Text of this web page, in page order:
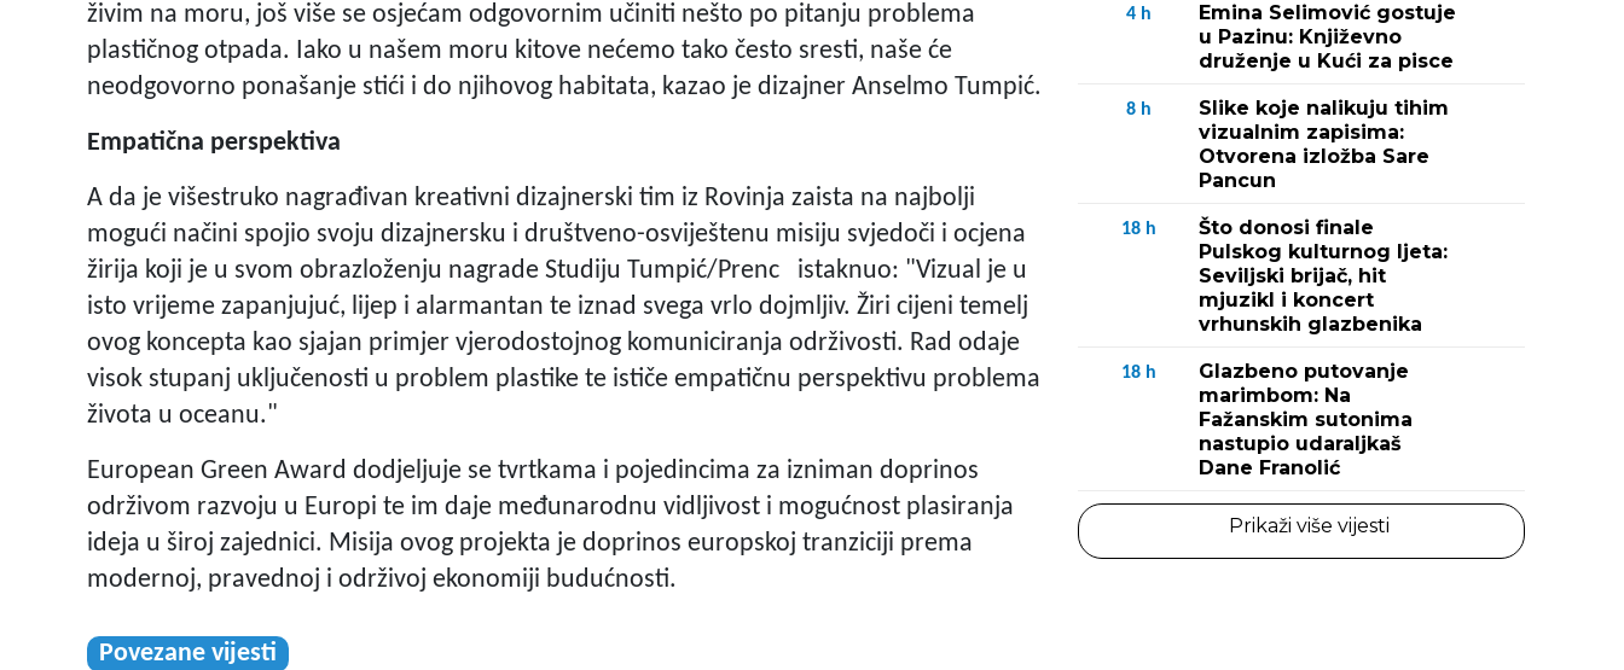
živim na moru, još više se osjećam odgovornim učiniti nešto po pitanju problema
plastičnog otpada. Iako u našem moru kitove nećemo tako često sresti, naše će
neodgovorno ponašanje stići i do njihovog habitata, kazao je dizajner Anselmo Tumpić.
Empatična perspektiva
A da je višestruko nagrađivan kreativni dizajnerski tim iz Rovinja zaista na najbolji
mogući načini spojio svoju dizajnersku i društveno-osviještenu misiju svjedoči i ocjena
žirija koji je u svom obrazloženju nagrade Studiju Tumpić/Prenc istaknuo: "Vizual je u
isto vrijeme zapanjujuć, lijep i alarmantan te iznad svega vrlo dojmljiv. Žiri cijeni temelj
ovog koncepta kao sjajan primjer vjerodostojnog komuniciranja održivosti. Rad odaje
visok stupanj uključenosti u problem plastike te ističe empatičnu perspektivu problema
života u oceanu."
European Green Award dodjeljuje se tvrtkama i pojedincima za izniman doprinos
održivom razvoju u Europi te im daje međunarodnu vidljivost i mogućnost plasiranja
ideja u široj zajednici. Misija ovog projekta je doprinos europskoj tranziciji prema
modernoj, pravednoj i održivoj ekonomiji budućnosti.
Povezane vijesti
4 h
Emina Selimović gostuje
u Pazinu: Književno
druženje u Kući za pisce
8 h
Slike koje nalikuju tihim
vizualnim zapisima:
Otvorena izložba Sare
Pancun
18 h
Što donosi finale
Pulskog kulturnog ljeta:
Seviljski brijač, hit
mjuzikl i koncert
vrhunskih glazbenika
18 h
Glazbeno putovanje
marimbom: Na
Fažanskim sutonima
nastupio udaraljkaš
Dane Franolić
Prikaži više vijesti